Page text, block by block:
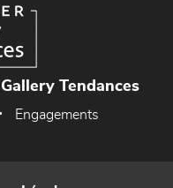
Tendances
Engagements